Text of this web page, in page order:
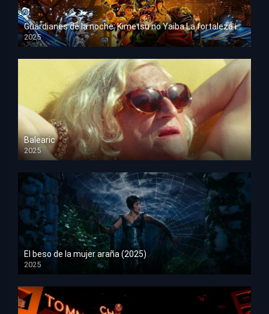
Guardianes de la noche: Kimetsu no Yaiba La fortaleza infinita
2025
HD 1080p
Balearic
2025
HD 1080p
El beso de la mujer araña (2025)
2025
HD 1080p